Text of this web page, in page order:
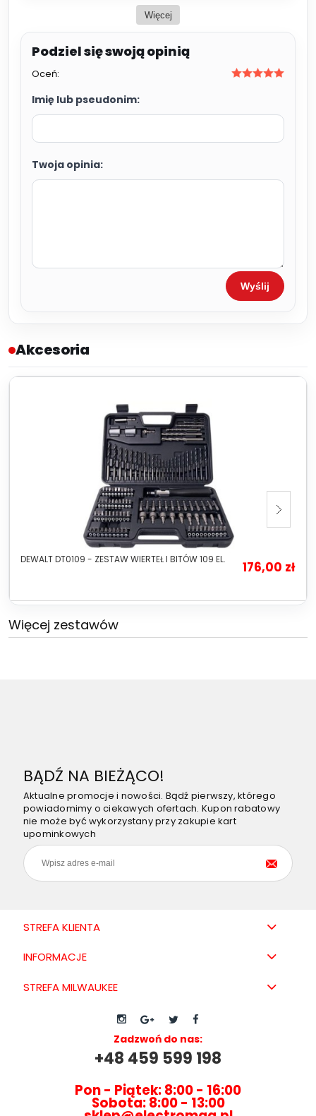
Więcej
Oceń:
Imię lub pseudonim:
Twoja opinia:
Wyślij
Akcesoria
DEWALT DT0109 - ZESTAW WIERTEŁ I BITÓW 109 EL. 176,00 zł
Więcej zestawów
BĄDŹ NA BIEŻĄCO!
Aktualne promocje i nowości. Bądź pierwszy, którego
powiadomimy o ciekawych ofertach. Kupon rabatowy
nie może być wykorzystany przy zakupie kart
upominkowych
STREFA KLIENTA
INFORMACJE
STREFA MILWAUKEE
Zadzwoń do nas:
+48 459 599 198
Pon - Piątek: 8:00 - 16:00
Sobota: 8:00 - 13:00